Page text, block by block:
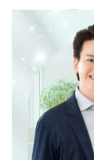
ため、印象が薄く
紹介カードに特
の記憶に残る工
婚活パーティー
婚活パーティーで
避けることが円
に「年収」「結